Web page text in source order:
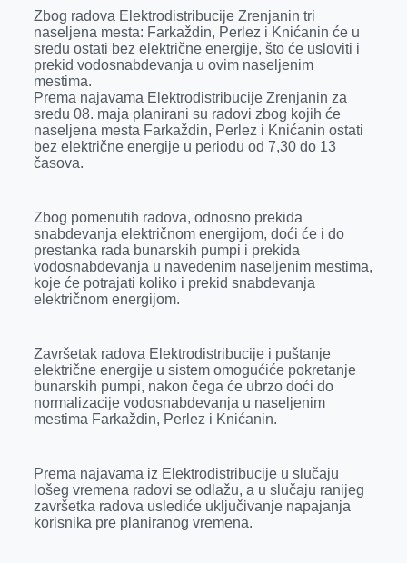
b
o
o
k
e
n
g
e
r
e
d
I
n
r
s
A
p
p
l
Zbog radova Elektrodistribucije Zrenjanin tri
naseljena mesta: Farkaždin, Perlez i Knićanin će u
sredu ostati bez električne energije, što će usloviti i
prekid vodosnabdevanja u ovim naseljenim
mestima.
Prema najavama Elektrodistribucije Zrenjanin za
sredu 08. maja planirani su radovi zbog kojih će
naseljena mesta Farkaždin, Perlez i Knićanin ostati
bez električne energije u periodu od 7,30 do 13
časova.
Zbog pomenutih radova, odnosno prekida
snabdevanja električnom energijom, doći će i do
prestanka rada bunarskih pumpi i prekida
vodosnabdevanja u navedenim naseljenim mestima,
koje će potrajati koliko i prekid snabdevanja
električnom energijom.
Završetak radova Elektrodistribucije i puštanje
električne energije u sistem omogućiće pokretanje
bunarskih pumpi, nakon čega će ubrzo doći do
normalizacije vodosnabdevanja u naseljenim
mestima Farkaždin, Perlez i Knićanin.
Prema najavama iz Elektrodistribucije u slučaju
lošeg vremena radovi se odlažu, a u slučaju ranijeg
završetka radova uslediće uključivanje napajanja
korisnika pre planiranog vremena.